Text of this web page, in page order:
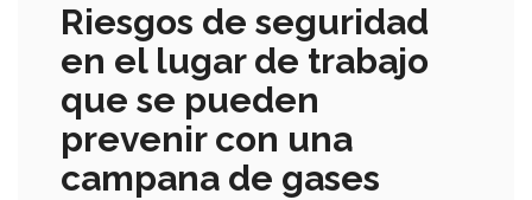
Riesgos de seguridad
en el lugar de trabajo
que se pueden
prevenir con una
campana de gases